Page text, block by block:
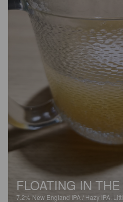
FLOATING IN
7.2% New England IPA / Hazy IPA.